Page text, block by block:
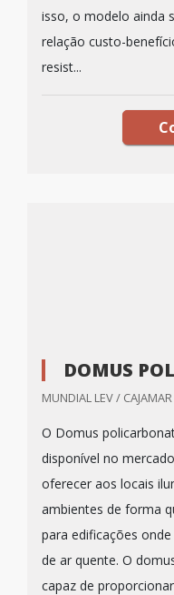
isso, o modelo ainda
relação custo-
resist...
DOMUS
MUNDIAL LEV /
O Domus
disponível no
oferecer aos locais
ambientes de forma
para edificações
de ar quente. O
capaz de